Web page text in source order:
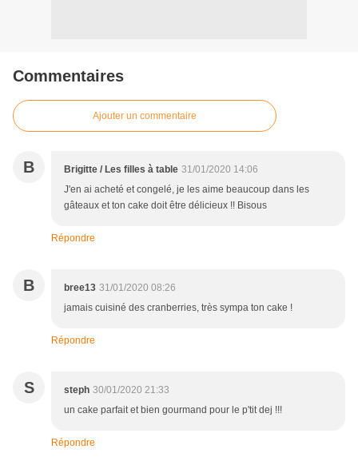
Commentaires
Ajouter un commentaire
B Brigitte / Les filles à table 31/01/2020 14:06
J'en ai acheté et congelé, je les aime beaucoup dans les
gâteaux et ton cake doit être délicieux !! Bisous
Répondre
B bree13 31/01/2020 08:26
jamais cuisiné des cranberries, très sympa ton cake !
Répondre
S steph 30/01/2020 21:33
un cake parfait et bien gourmand pour le p'tit dej !!!
Répondre